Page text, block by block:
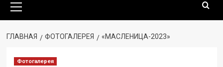
ГЛАВНАЯ ФОТОГАЛЕРЕЯ «МАСЛЕНИЦА-2023»
Фотогалерея